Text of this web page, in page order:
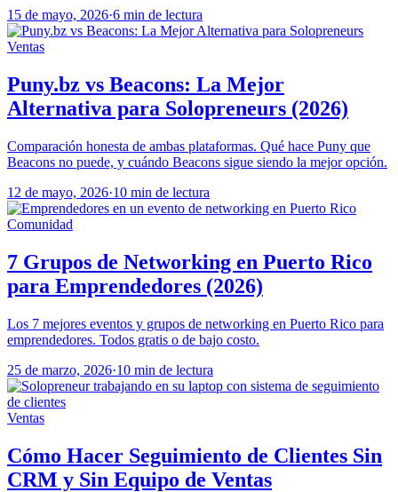
15 de mayo, 2026·6 min de lectura
Ventas
Puny.bz vs Beacons: La Mejor
Alternativa para Solopreneurs (2026)
Comparación honesta de ambas plataformas. Qué hace Puny que
Beacons no puede, y cuándo Beacons sigue siendo la mejor opción.
12 de mayo, 2026·10 min de lectura
Comunidad
7 Grupos de Networking en Puerto Rico
para Emprendedores (2026)
Los 7 mejores eventos y grupos de networking en Puerto Rico para
emprendedores. Todos gratis o de bajo costo.
25 de marzo, 2026·10 min de lectura
Ventas
Cómo Hacer Seguimiento de Clientes Sin
CRM y Sin Equipo de Ventas